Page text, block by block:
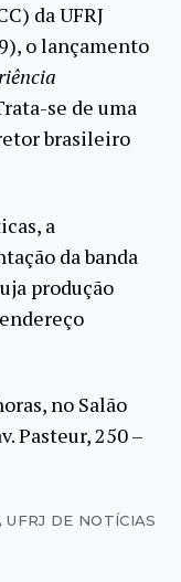
da UFRJ
o lançamento
se de uma
brasileiro
a
da banda
produção
no Salão
Pasteur, 250 –
DE NOTÍCIAS